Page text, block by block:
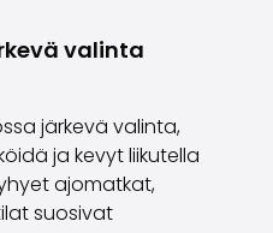
valinta
järkevä valinta,
ja kevyt liikutella
ajomatkat,
suosivat